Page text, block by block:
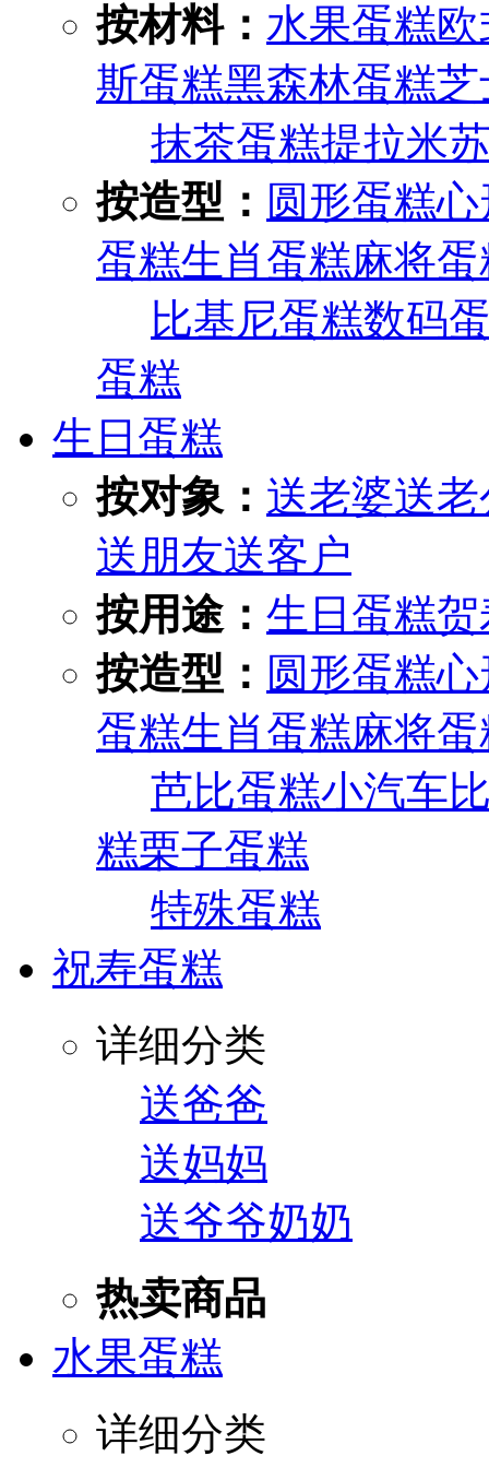
按材料： 水果蛋糕
斯蛋糕黑森林蛋糕芝
抹茶蛋糕提拉米
按造型： 圆形蛋糕心
蛋糕生肖蛋糕麻将
比基尼蛋糕数码
蛋糕
生日蛋糕
按对象： 送老婆送老
送朋友送客户
按用途： 生日蛋糕
按造型： 圆形蛋糕心
蛋糕生肖蛋糕麻将
芭比蛋糕小汽车
糕栗子蛋糕
特殊蛋糕
祝寿蛋糕
详细分类
送爸爸
送妈妈
送爷爷奶奶
热卖商品
水果蛋糕
详细分类